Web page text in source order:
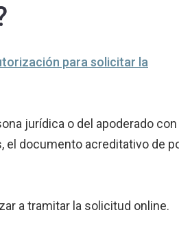
para solicitar la
jurídica o del apoderado con
el documento acreditativo de
a tramitar la solicitud online.